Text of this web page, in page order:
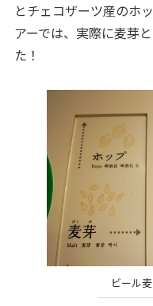
とチェコザーツ産のホ
アーでは、実際に麦芽
た！
ビール